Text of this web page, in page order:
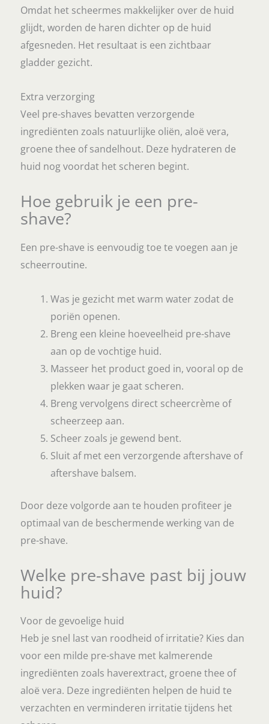
Omdat het scheermes makkelijker over de huid
glijdt, worden de haren dichter op de huid
afgesneden. Het resultaat is een zichtbaar
gladder gezicht.
Extra verzorging
Veel pre-shaves bevatten verzorgende
ingrediënten zoals natuurlijke oliën, aloë vera,
groene thee of sandelhout. Deze hydrateren de
huid nog voordat het scheren begint.
Hoe gebruik je een pre-
shave?
Een pre-shave is eenvoudig toe te voegen aan je
scheerroutine.
Was je gezicht met warm water zodat de
poriën openen.
Breng een kleine hoeveelheid pre-shave
aan op de vochtige huid.
Masseer het product goed in, vooral op de
plekken waar je gaat scheren.
Breng vervolgens direct scheercrème of
scheerzeep aan.
Scheer zoals je gewend bent.
Sluit af met een verzorgende aftershave of
aftershave balsem.
Door deze volgorde aan te houden profiteer je
optimaal van de beschermende werking van de
pre-shave.
Welke pre-shave past bij jouw
huid?
Voor de gevoelige huid
Heb je snel last van roodheid of irritatie? Kies dan
voor een milde pre-shave met kalmerende
ingrediënten zoals haverextract, groene thee of
aloë vera. Deze ingrediënten helpen de huid te
verzachten en verminderen irritatie tijdens het